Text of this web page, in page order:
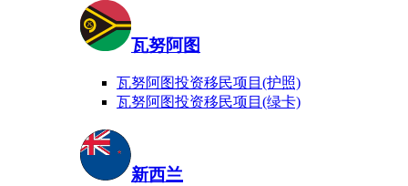
瓦努阿图
瓦努阿图投资移民项目(护照)
瓦努阿图投资移民项目(绿卡)
新西兰